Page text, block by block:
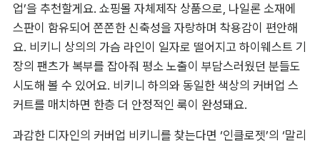
업’을 추천할게요. 쇼핑몰 자체제작 상품으로, 나일론 소재에
스판이 함유되어 쫀쫀한 신축성을 자랑하며 착용감이 편안해
요. 비키니 상의의 가슴 라인이 일자로 떨어지고 하이웨스트 기
장의 팬츠가 복부를 잡아줘 평소 노출이 부담스러웠던 분들도
시도해 볼 수 있어요. 비키니 하의와 동일한 색상의 커버업 스
커트를 매치하면 한층 더 안정적인 룩이 완성돼요.
과감한 디자인의 커버업 비키니를 찾는다면 ‘인클로젯’의 ‘말리